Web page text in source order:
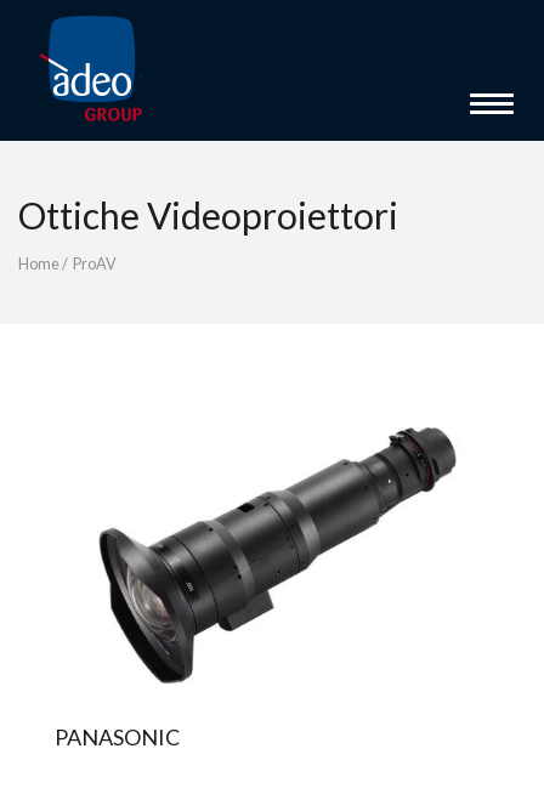
Toggle
Ottiche Videoproiettori
Home/ ProAV
PANASONIC